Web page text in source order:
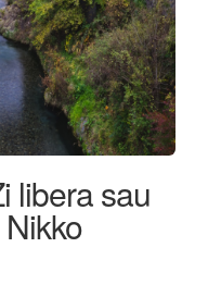
libera sau